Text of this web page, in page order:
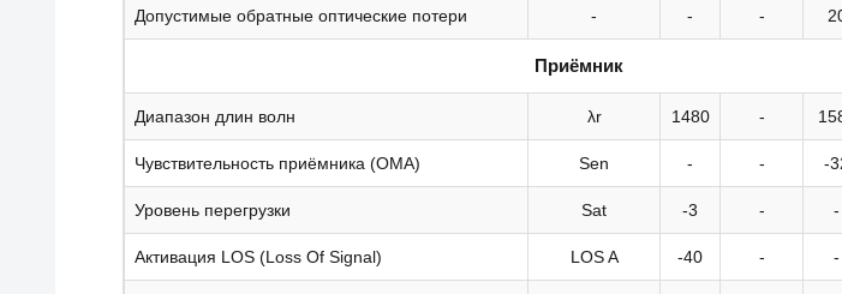
Допустимые обратные оптические потери - - -
Приёмник
Диапазон длин волн λr 1480 -
Чувствительность приёмника (OMA) Sen - - -
Уровень перегрузки Sat -3 - -
Активация LOS (Loss Of Signal) LOS A -40 - -